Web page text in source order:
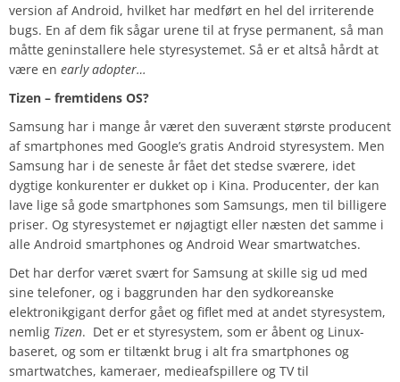
version af Android, hvilket har medført en hel del irriterende
bugs. En af dem fik sågar urene til at fryse permanent, så man
måtte geninstallere hele styresystemet. Så er et altså hårdt at
være en early adopter…
Tizen – fremtidens OS?
Samsung har i mange år været den suverænt største producent
af smartphones med Google’s gratis Android styresystem. Men
Samsung har i de seneste år fået det stedse sværere, idet
dygtige konkurenter er dukket op i Kina. Producenter, der kan
lave lige så gode smartphones som Samsungs, men til billigere
priser. Og styresystemet er nøjagtigt eller næsten det samme i
alle Android smartphones og Android Wear smartwatches.
Det har derfor været svært for Samsung at skille sig ud med
sine telefoner, og i baggrunden har den sydkoreanske
elektronikgigant derfor gået og fiflet med at andet styresystem,
nemlig Tizen. Det er et styresystem, som er åbent og Linux-
baseret, og som er tiltænkt brug i alt fra smartphones og
smartwatches, kameraer, medieafspillere og TV til